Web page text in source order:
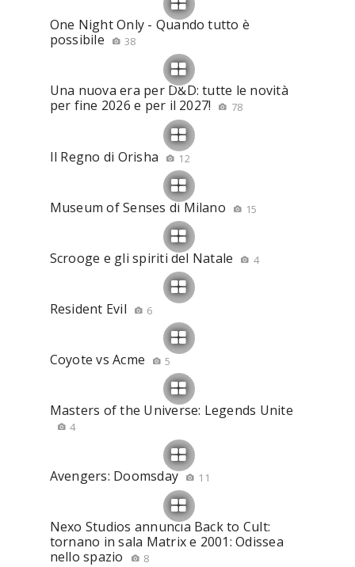
One Night Only - Quando tutto è
possibile
38
Una nuova era per D&D: tutte le novità
per fine 2026 e per il 2027!
78
Il Regno di Orisha 12
Museum of Senses di Milano 15
Scrooge e gli spiriti del Natale 4
Resident Evil 6
Coyote vs Acme 5
Masters of the Universe: Legends Unite
4
Avengers: Doomsday 11
Nexo Studios annuncia Back to Cult:
tornano in sala Matrix e 2001: Odissea
nello spazio
8